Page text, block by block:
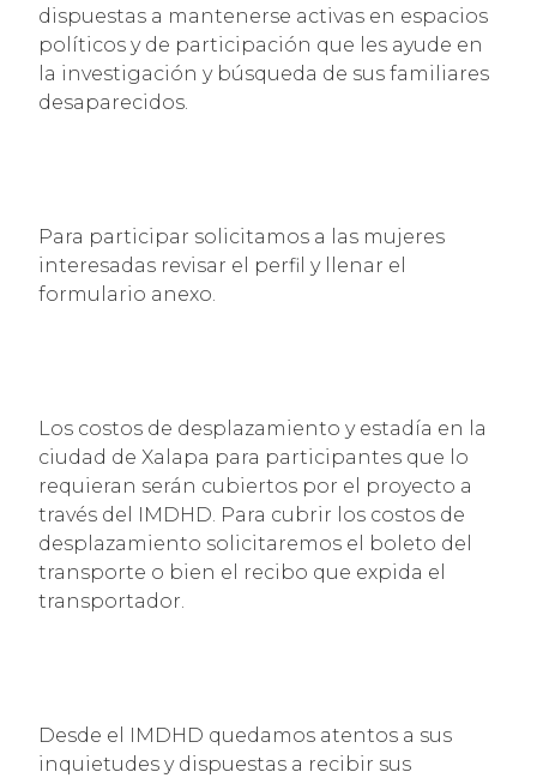
dispuestas a mantenerse activas en espacios
políticos y de participación que les ayude en
la investigación y búsqueda de sus familiares
desaparecidos.
Para participar solicitamos a las mujeres
interesadas revisar el perfil y llenar el
formulario anexo.
Los costos de desplazamiento y estadía en la
ciudad de Xalapa para participantes que lo
requieran serán cubiertos por el proyecto a
través del IMDHD. Para cubrir los costos de
desplazamiento solicitaremos el boleto del
transporte o bien el recibo que expida el
transportador.
Desde el IMDHD quedamos atentos a sus
inquietudes y dispuestas a recibir sus